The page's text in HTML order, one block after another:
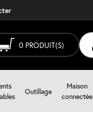
0 PRODUIT(S)
Outillage
Maison
connectée